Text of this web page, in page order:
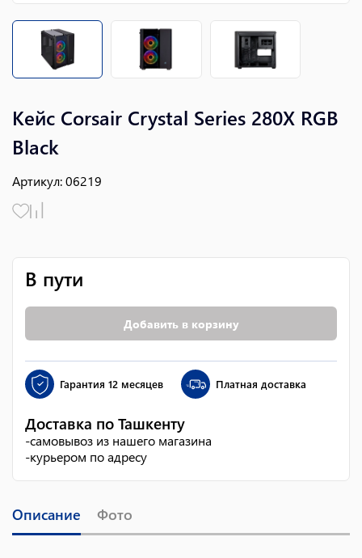
Кейс Corsair Crystal Series 280X RGB
Black
Артикул:06219
В пути
Добавить в корзину
Гарантия 12 месяцев Платная доставка
Доставка по Ташкенту
-самовывоз из нашего магазина
-курьером по адресу
Описание Фото